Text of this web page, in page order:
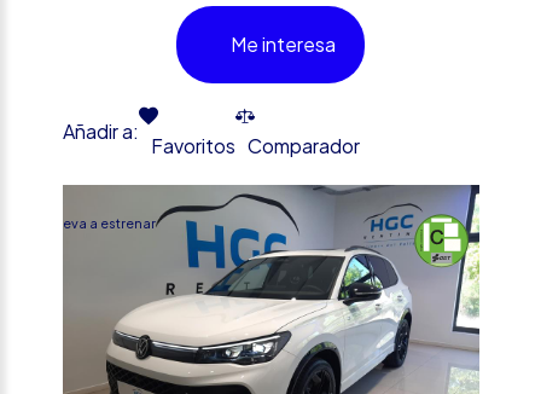
Me interesa
Añadir a:
Favoritos Comparador
Nueva a estrenar